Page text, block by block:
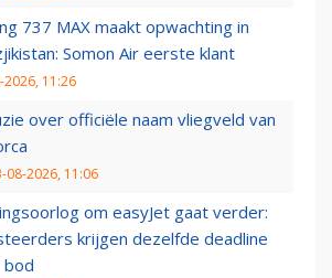
737 MAX maakt opwachting in
Somon Air eerste klant
2026, 11:26
over officiële naam vliegveld van
08-2026, 11:06
om easyJet gaat verder:
krijgen dezelfde deadline